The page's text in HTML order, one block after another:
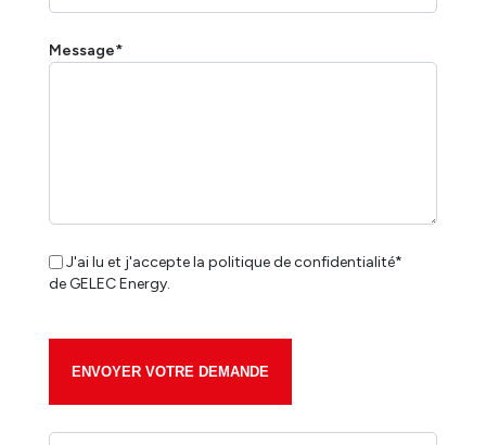
Message*
J'ai lu et j'accepte la politique de confidentialité*
de GELEC Energy.